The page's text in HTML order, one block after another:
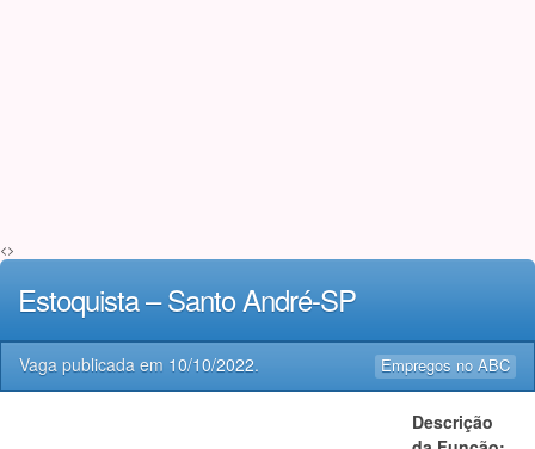
<>
Estoquista – Santo André-SP
Empregos no ABC
Vaga publicada em 10/10/2022.
Descrição